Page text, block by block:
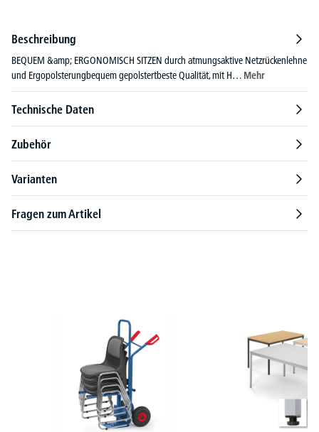
Beschreibung
BEQUEM &amp; ERGONOMISCH SITZEN durch atmungsaktive Netzrückenlehne
und Ergopolsterungbequem gepolstertbeste Qualität, mit H… Mehr
Technische Daten
Zubehör
Varianten
Fragen zum Artikel